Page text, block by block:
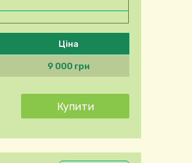
Ціна
9 000 грн